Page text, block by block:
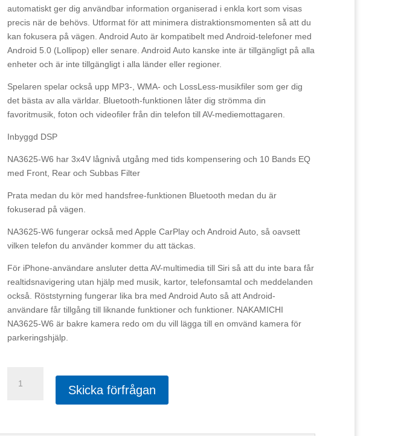
automatiskt ger dig användbar information organiserad i enkla kort som visas
precis när de behövs. Utformat för att minimera distraktionsmomenten så att du
kan fokusera på vägen. Android Auto är kompatibelt med Android-telefoner med
Android 5.0 (Lollipop) eller senare. Android Auto kanske inte är tillgängligt på alla
enheter och är inte tillgängligt i alla länder eller regioner.
Spelaren spelar också upp MP3-, WMA- och LossLess-musikfiler som ger dig
det bästa av alla världar. Bluetooth-funktionen låter dig strömma din
favoritmusik, foton och videofiler från din telefon till AV-mediemottagaren.
Inbyggd DSP
NA3625-W6 har 3x4V lågnivå utgång med tids kompensering och 10 Bands EQ
med Front, Rear och Subbas Filter
Prata medan du kör med handsfree-funktionen Bluetooth medan du är
fokuserad på vägen.
NA3625-W6 fungerar också med Apple CarPlay och Android Auto, så oavsett
vilken telefon du använder kommer du att täckas.
För iPhone-användare ansluter detta AV-multimedia till Siri så att du inte bara får
realtidsnavigering utan hjälp med musik, kartor, telefonsamtal och meddelanden
också. Röststyrning fungerar lika bra med Android Auto så att Android-
användare får tillgång till liknande funktioner och funktioner. NAKAMICHI
NA3625-W6 är bakre kamera redo om du vill lägga till en omvänd kamera för
parkeringshjälp.
NA3625-
Skicka förfrågan